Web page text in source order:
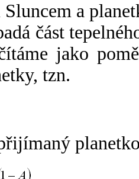
Sluncem a
část
jako
tzn.